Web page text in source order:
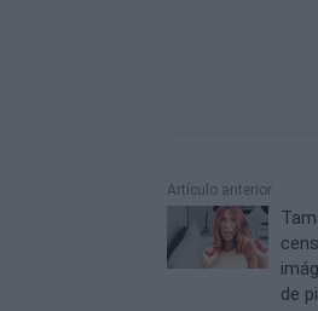
Artículo anterior
de